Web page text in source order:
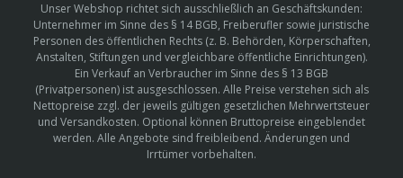
Unser Webshop richtet sich ausschließlich an Geschäftskunden:
Unternehmer im Sinne des § 14 BGB, Freiberufler sowie juristische
Personen des öffentlichen Rechts (z. B. Behörden, Körperschaften,
Anstalten, Stiftungen und vergleichbare öffentliche Einrichtungen).
Ein Verkauf an Verbraucher im Sinne des § 13 BGB
(Privatpersonen) ist ausgeschlossen. Alle Preise verstehen sich als
Nettopreise zzgl. der jeweils gültigen gesetzlichen Mehrwertsteuer
und Versandkosten. Optional können Bruttopreise eingeblendet
werden. Alle Angebote sind freibleibend. Änderungen und
Irrtümer vorbehalten.